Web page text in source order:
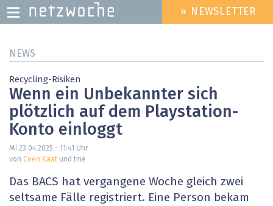
zum
HEADER
MENU
» NEWSLETTER
NEWS
Recycling-Risiken
Wenn ein Unbekannter sich
plötzlich auf dem Playstation-
Konto einloggt
Mi 23.04.2025 - 11:41 Uhr
von Coen Kaat und tme
Das BACS hat vergangene Woche gleich zwei
seltsame Fälle registriert. Eine Person bekam